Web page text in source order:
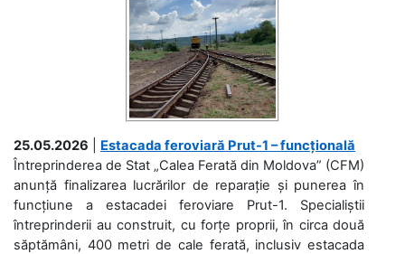
25.05.2026
Estacada feroviară Prut-1 – funcțională
Întreprinderea de Stat „Calea Ferată din Moldova” (CFM)
anunță finalizarea lucrărilor de reparație și punerea în
funcțiune a estacadei feroviare Prut-1. Specialiștii
întreprinderii au construit, cu forțe proprii, în circa două
săptămâni, 400 metri de cale ferată, inclusiv estacada